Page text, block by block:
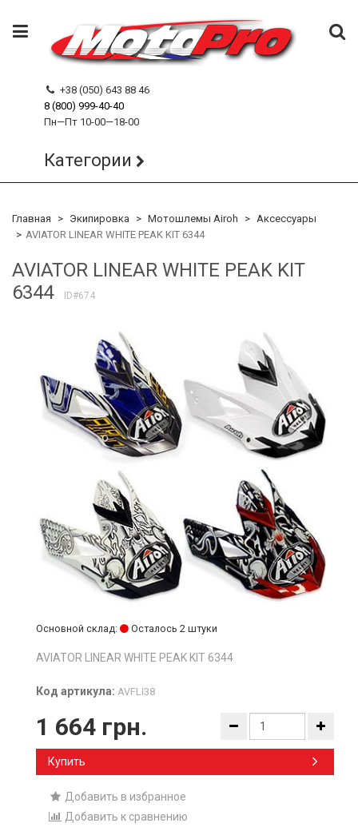
+38 (050) 643 88 46
8 (800) 999-40-40
Пн—Пт 10-00—18-00
Категории
Главная Экипировка Мотошлемы Airoh
Аксессуары
AVIATOR LINEAR WHITE PEAK KIT 6344
AVIATOR LINEAR WHITE PEAK KIT
6344
ID#674
Основной склад: Осталось 2 штуки
AVIATOR LINEAR WHITE PEAK KIT 6344
Код артикула: AVFLI38
1 664 грн.
Купить
Добавить в избранное
Добавить к сравнению